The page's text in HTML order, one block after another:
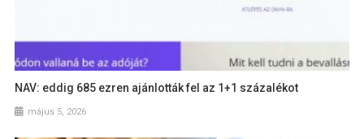
NAV: eddig 685 ezren ajánlották fel az 1+1 százalékot
május 5, 2026